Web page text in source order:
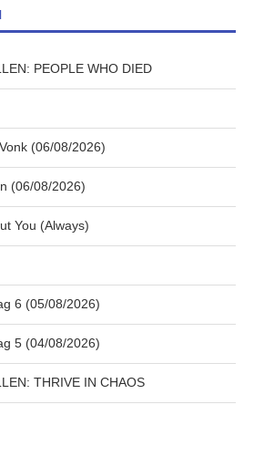
PEOPLE WHO DIED
(06/08/2026)
(06/08/2026)
You (Always)
6 (05/08/2026)
5 (04/08/2026)
THRIVE IN CHAOS